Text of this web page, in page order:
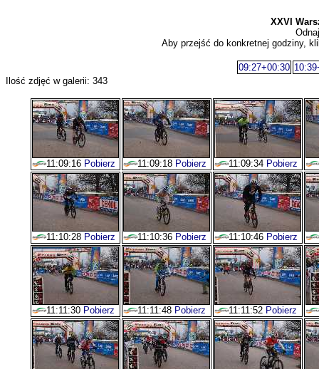
XXVI
Aby przejść do konkretnej godziny,
09:27+00:30
Ilość zdjęć w galerii: 343
11:09:16 Pobierz 11:09:18 Pobierz 11:09:34 Pobierz
11:10:28 Pobierz 11:10:36 Pobierz 11:10:46 Pobierz
11:11:30 Pobierz 11:11:48 Pobierz 11:11:52 Pobierz